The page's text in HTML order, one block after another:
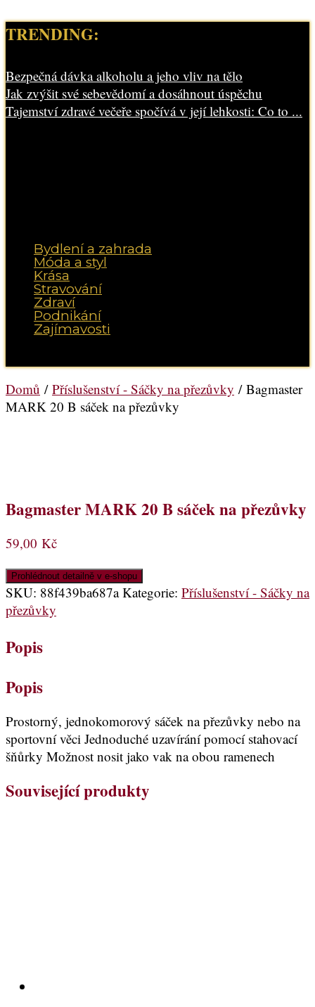
TRENDING:
Bezpečná dávka alkoholu a jeho vliv na tělo
Jak zvýšit své sebevědomí a dosáhnout úspěchu
Tajemství zdravé večeře spočívá v její lehkosti: Co to ...
Bydlení a zahrada
Móda a styl
Krása
Stravování
Zdraví
Podnikání
Zajímavosti
Domů / Příslušenství - Sáčky na přezůvky / Bagmaster
MARK 20 B sáček na přezůvky
Bagmaster MARK 20 B sáček na přezůvky
59,00 Kč
Prohlédnout detailně v e-shopu
SKU: 88f439ba687a Kategorie: Příslušenství - Sáčky na
přezůvky
Popis
Popis
Prostorný, jednokomorový sáček na přezůvky nebo na
sportovní věci Jednoduché uzavírání pomocí stahovací
šňůrky Možnost nosit jako vak na obou ramenech
Související produkty